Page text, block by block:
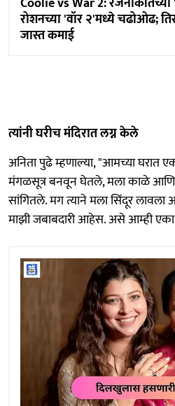
रोशनच्या 'वॉर २'मध्ये चढोओढ;
जास्त कमाई
त्यांनी घरीच मंदिरात लग्न केले
अनिता पुढे म्हणाल्या, "आमच्या घरात
मंगळसूत्र बनवून घेतले, मला काळे आणि
सांगितले. मग त्याने मला सिंदूर
माझी जबाबदारी आहेस. असे आम्ही एका